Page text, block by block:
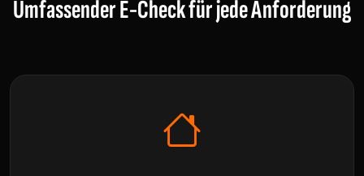
Umfassender E-Check für jede Anforderung